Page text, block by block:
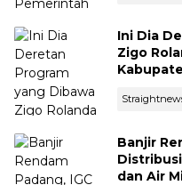
Ini Dia
Zigo
Banjir
dan Air